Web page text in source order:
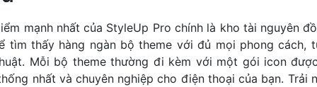
mạnh nhất của StyleUp Pro chính là kho tài nguyên
tìm thấy hàng ngàn bộ theme với đủ mọi phong cách,
Mỗi bộ theme thường đi kèm với một gói icon
nhất và chuyên nghiệp cho điện thoại của bạn. Trải